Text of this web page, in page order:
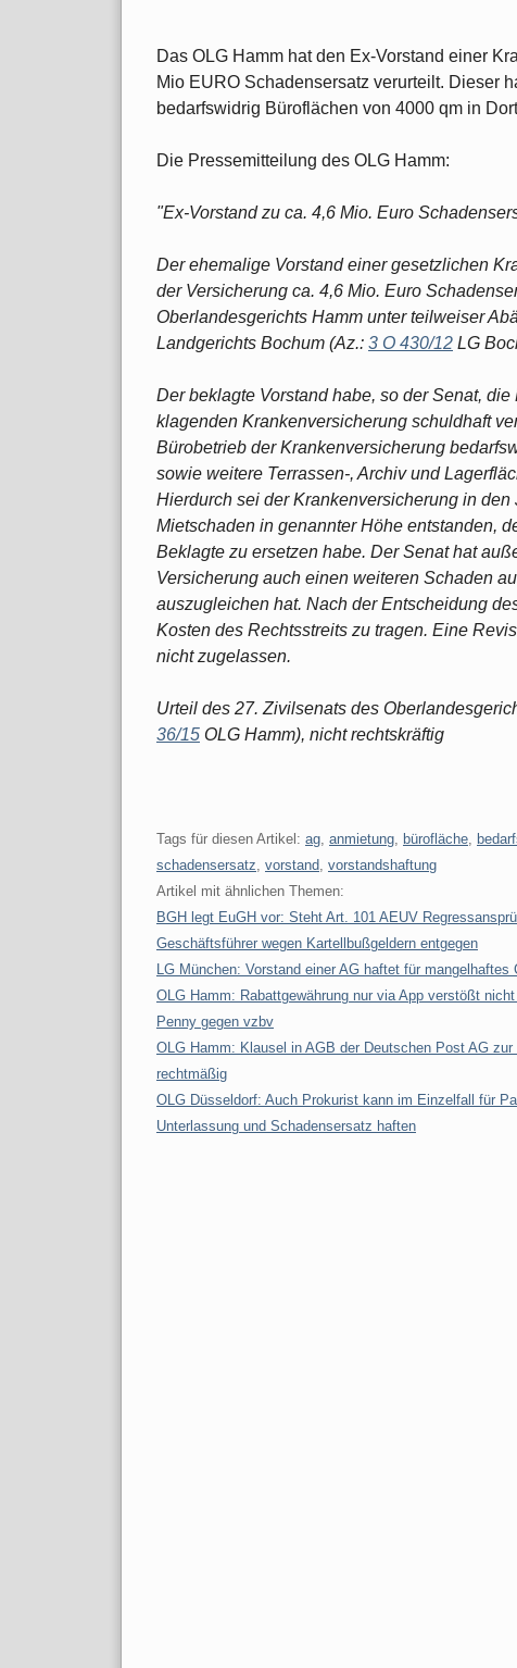
Das OLG Hamm hat den Ex-Vorstand einer
Mio EURO Schadensersatz verurteilt. Dieser
bedarfswidrig Büroflächen von 4000 qm in
Die Pressemitteilung des OLG Hamm:
"Ex-Vorstand zu ca. 4,6 Mio. Euro
Der ehemalige Vorstand einer gesetzlichen
der Versicherung ca. 4,6 Mio. Euro
Oberlandesgerichts Hamm unter teilweiser
Landgerichts Bochum (Az.: 3 O 430/12 LG
Der beklagte Vorstand habe, so der Senat,
klagenden Krankenversicherung schuldhaft
Bürobetrieb der Krankenversicherung
sowie weitere Terrassen-, Archiv und
Hierdurch sei der Krankenversicherung in
Mietschaden in genannter Höhe entstanden,
Beklagte zu ersetzen habe. Der Senat hat
Versicherung auch einen weiteren Schaden
auszugleichen hat. Nach der Entscheidung
Kosten des Rechtsstreits zu tragen. Eine
nicht zugelassen.
Urteil des 27. Zivilsenats des
36/15 OLG Hamm), nicht rechtskräftig
Tags für diesen Artikel: ag anmietung bürofläche
schadensersatz vorstand vorstandshaftung
Artikel mit ähnlichen Themen:
BGH legt EuGH vor: Steht Art. 101 AEUV
Geschäftsführer wegen Kartellbußgeldern entgegen
LG München: Vorstand einer AG haftet für
OLG Hamm: Rabattgewährung nur via App verstößt
Penny gegen vzbv
OLG Hamm: Klausel in AGB der Deutschen Post AG
rechtmäßig
OLG Düsseldorf: Auch Prokurist kann im Einzelfall für
Unterlassung und Schadensersatz haften